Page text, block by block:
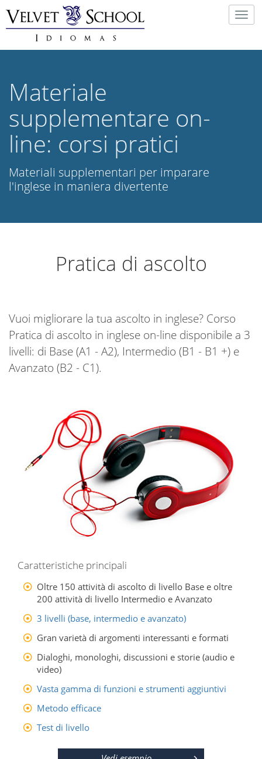
Materiale
supplementare on-
line: corsi pratici
Materiali supplementari per imparare
l'inglese in maniera divertente
Pratica di ascolto
Vuoi migliorare la tua ascolto in inglese? Corso
Pratica di ascolto in inglese on-line disponibile a 3
livelli: di Base (A1 - A2), Intermedio (B1 - B1 +) e
Avanzato (B2 - C1).
Caratteristiche principali
Oltre 150 attività di ascolto di livello Base e oltre
200 attività di livello Intermedio e Avanzato
3 livelli (base, intermedio e avanzato)
Gran varietà di argomenti interessanti e formati
Dialoghi, monologhi, discussioni e storie (audio e
video)
Vasta gamma di funzioni e strumenti aggiuntivi
Metodo efficace
Test di livello